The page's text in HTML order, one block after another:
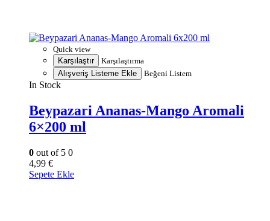
Quick view
Karşılaştır
Karşılaştırma
Alışveriş Listeme Ekle
Beğeni Listem
In Stock
Beypazari Ananas-Mango Aromali
6×200 ml
0 out of 5 0
4,99 €
Sepete Ekle